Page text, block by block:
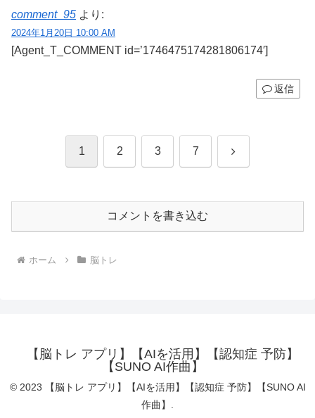
comment_95 より:
2024年1月20日 10:00 AM
[Agent_T_COMMENT id=’1746475174281806174′]
返信
1 2 3 7 次
コメントを書き込む
ホーム 脳トレ
【脳トレ アプリ】【AIを活用】【認知症 予防】
【SUNO AI作曲】
© 2023 【脳トレ アプリ】【AIを活用】【認知症 予防】【SUNO AI
作曲】.